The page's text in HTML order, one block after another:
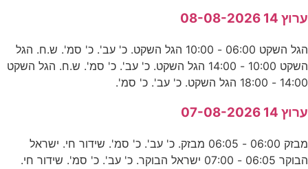
ערוץ 14 08-08-2026
הגל השקט 06:00 - 10:00 הגל השקט. כ' עב'. כ' סמ'. ש.ח. הגל
השקט 10:00 - 14:00 הגל השקט. כ' עב'. כ' סמ'. ש.ח. הגל השקט
14:00 - 18:00 הגל השקט. כ' עב'. כ' סמ'.
ערוץ 14 07-08-2026
מבזק 06:00 - 06:05 מבזק. כ' עב'. כ' סמ'. שידור חי. ישראל
הבוקר 06:05 - 07:00 ישראל הבוקר. כ' עב'. כ' סמ'. שידור חי.